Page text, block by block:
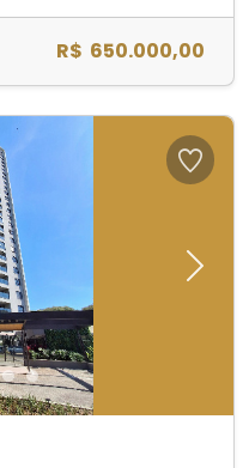
R$ 650.000,00
Next